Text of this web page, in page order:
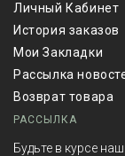
Личный Кабинет
История заказов
Мои Закладки
Рассылка
Возврат товара
РАССЫЛКА
Будьте в курсе